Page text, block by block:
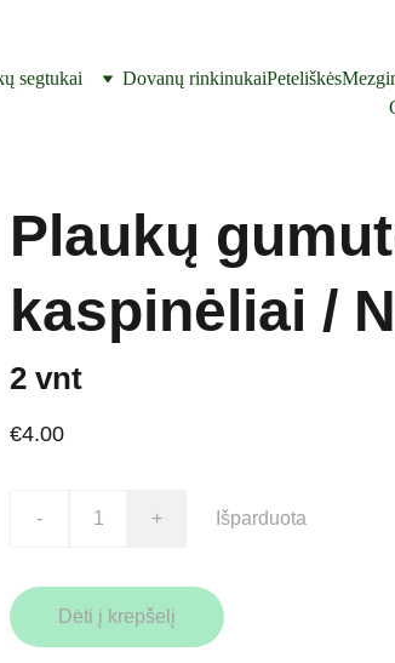
segtukai Dovanų rinkinukaiPeteliškės
Plaukų
kaspinėliai /
2 vnt
€4.00
- + Išparduota
Dėti į krepšelį